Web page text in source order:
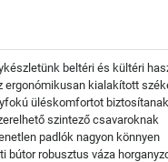
beltéri és kültéri
ergonómikusan kialakított
üléskomfortot
szintező csavaroknak
padlók nagyon könnyen
bútor robusztus váza